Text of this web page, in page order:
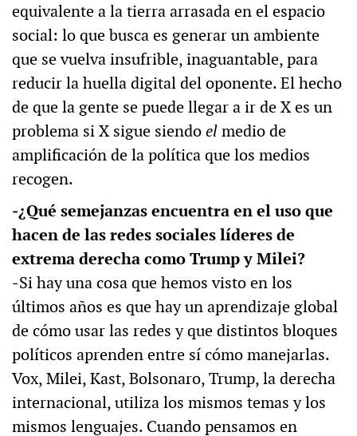
equivalente a la tierra arrasada en el espacio
social: lo que busca es generar un ambiente
que se vuelva insufrible, inaguantable, para
reducir la huella digital del oponente. El hecho
de que la gente se puede llegar a ir de X es un
problema si X sigue siendoelmedio de
amplificación de la política que los medios
recogen.
‒¿Qué semejanzas encuentra en el uso que
hacen de las redes sociales líderes de
extrema derecha como Trump y Milei?
‒Si hay una cosa que hemos visto en los
últimos años es que hay un aprendizaje global
de cómo usar las redes y que distintos bloques
políticos aprenden entre sí cómo manejarlas.
Vox, Milei, Kast, Bolsonaro, Trump, la derecha
internacional, utiliza los mismos temas y los
mismos lenguajes. Cuando pensamos en